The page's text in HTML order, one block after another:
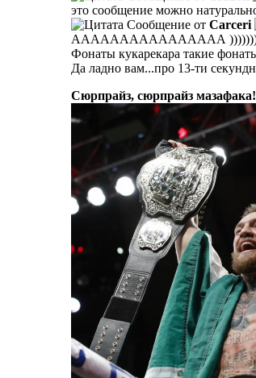
это сообщение можно
Сообщение от Carceri
АААААААААААААААА
Фонаты кукарекара такие
Да ладно вам...про 13-ти
Сюрпрайз, сюрпрайз